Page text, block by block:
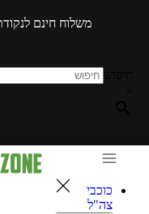
משלוח חינם לנקודת
כוכבי
צה"ל